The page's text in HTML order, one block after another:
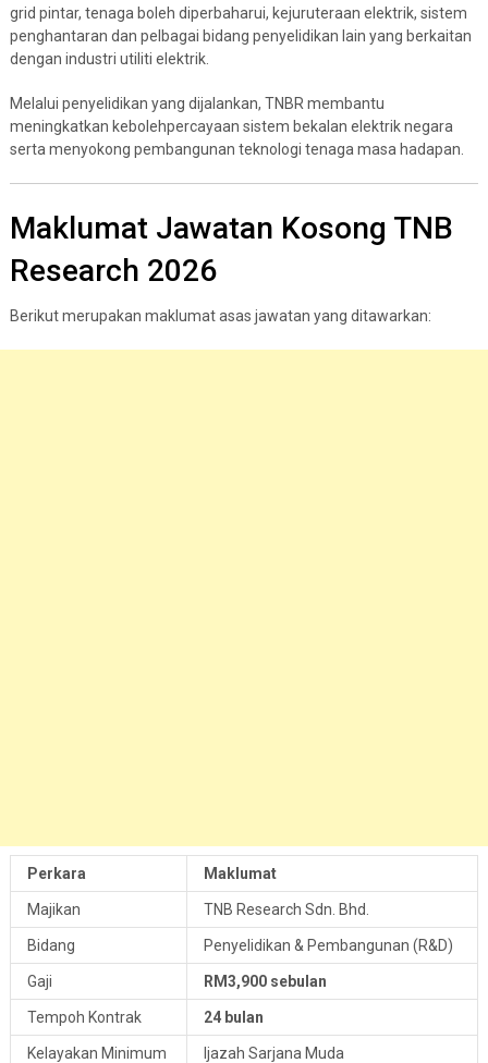
grid pintar, tenaga boleh diperbaharui, kejuruteraan elektrik, sistem
penghantaran dan pelbagai bidang penyelidikan lain yang berkaitan
dengan industri utiliti elektrik.
Melalui penyelidikan yang dijalankan, TNBR membantu
meningkatkan kebolehpercayaan sistem bekalan elektrik negara
serta menyokong pembangunan teknologi tenaga masa hadapan.
Maklumat Jawatan Kosong TNB
Research 2026
Berikut merupakan maklumat asas jawatan yang ditawarkan:
Perkara Maklumat
Majikan TNB Research Sdn. Bhd.
Bidang Penyelidikan & Pembangunan (R&D)
Gaji RM3,900 sebulan
Tempoh Kontrak 24 bulan
Kelayakan Minimum Ijazah Sarjana Muda